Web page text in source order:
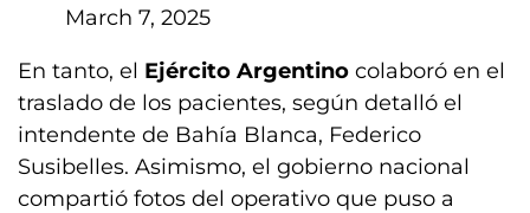
March 7, 2025
En tanto, el Ejército Argentino colaboró en el
traslado de los pacientes, según detalló el
intendente de Bahía Blanca, Federico
Susibelles. Asimismo, el gobierno nacional
compartió fotos del operativo que puso a